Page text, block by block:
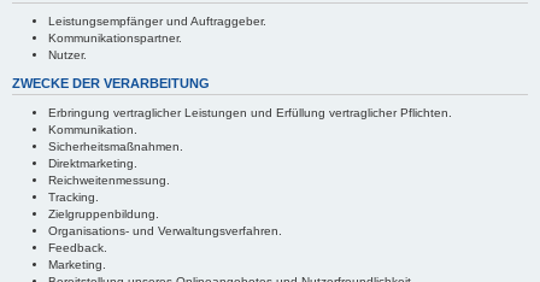
Leistungsempfänger und Auftraggeber.
Kommunikationspartner.
Nutzer.
ZWECKE DER VERARBEITUNG
Erbringung vertraglicher Leistungen und Erfüllung vertraglicher Pflichten.
Kommunikation.
Sicherheitsmaßnahmen.
Direktmarketing.
Reichweitenmessung.
Tracking.
Zielgruppenbildung.
Organisations- und Verwaltungsverfahren.
Feedback.
Marketing.